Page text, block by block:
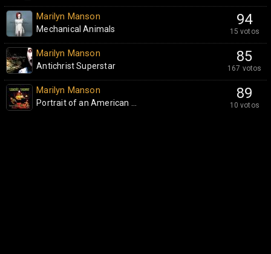
94
15 votos
Marilyn Manson
Mechanical Animals
85
167 votos
Marilyn Manson
Antichrist Superstar
89
10 votos
Marilyn Manson
Portrait of an American ...